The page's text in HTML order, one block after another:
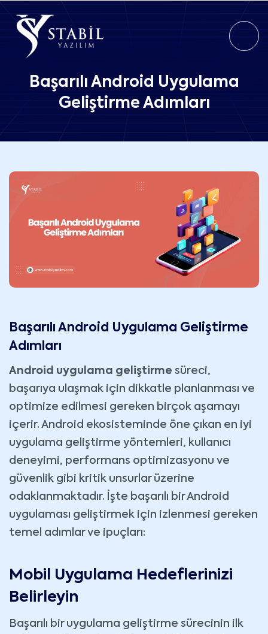
Başarılı Android Uygulama
Geliştirme Adımları
Başarılı Android Uygulama Geliştirme
Adımları
Android uygulama geliştirme süreci,
başarıya ulaşmak için dikkatle planlanması ve
optimize edilmesi gereken birçok aşamayı
içerir. Android ekosisteminde öne çıkan en iyi
uygulama geliştirme yöntemleri, kullanıcı
deneyimi, performans optimizasyonu ve
güvenlik gibi kritik unsurlar üzerine
odaklanmaktadır. İşte başarılı bir Android
uygulaması geliştirmek için izlenmesi gereken
temel adımlar ve ipuçları:
Mobil Uygulama Hedeflerinizi
Belirleyin
Başarılı bir uygulama geliştirme sürecinin ilk